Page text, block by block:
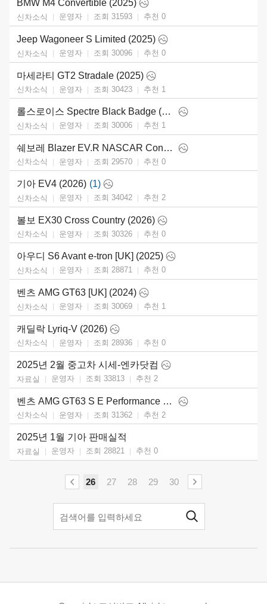
BMW M4 Convertible (2025)
신차소식 운영자 조회 31593 추천 0
Jeep Wagoneer S Limited (2025)
신차소식 운영자 조회 30096 추천 0
마세라티 GT2 Stradale (2025)
신차소식 운영자 조회 30423 추천 1
롤스로이스 Spectre Black Badge (2026)
신차소식 운영자 조회 30006 추천 1
쉐보레 Blazer EV.R NASCAR Concept (2025)
신차소식 운영자 조회 29570 추천 0
기아 EV4 (2026) (1)
신차소식 운영자 조회 34042 추천 2
볼보 EX30 Cross Country (2026)
신차소식 운영자 조회 30326 추천 0
아우디 S6 Avant e-tron [UK] (2025)
신차소식 운영자 조회 28871 추천 0
벤츠 AMG GT63 [UK] (2024)
신차소식 운영자 조회 30069 추천 1
캐딜락 Lyriq-V (2026)
신차소식 운영자 조회 28936 추천 0
2025년 2월 중고차 시세-엔카닷컴
자료실 운영자 조회 33813 추천 2
벤츠 AMG GT63 S E Performance 4-Door (2025)
신차소식 운영자 조회 31362 추천 2
2025년 1월 기아 판매실적
자료실 운영자 조회 28821 추천 0
26 27 28 29 30